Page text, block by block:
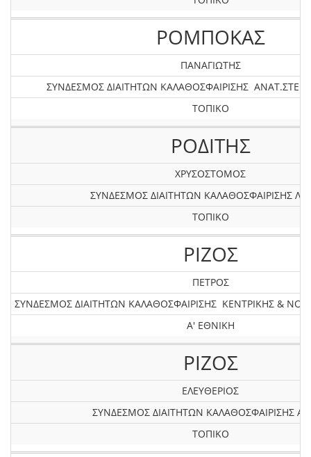
ΡΟΜΠΟΚΑΣ
ΠΑΝΑΓΙΩΤΗΣ
ΣΥΝΔΕΣΜΟΣ ΔΙΑΙΤΗΤΩΝ ΚΑΛΑΘΟΣΦΑΙΡΙΣΗΣ
ΤΟΠΙΚΟ
ΡΟΔΙΤΗΣ
ΧΡΥΣΟΣΤΟΜΟΣ
ΣΥΝΔΕΣΜΟΣ ΔΙΑΙΤΗΤΩΝ ΚΑΛΑΘΟΣΦΑΙΡΙΣΗΣ
ΤΟΠΙΚΟ
ΡΙΖΟΣ
ΠΕΤΡΟΣ
ΣΥΝΔΕΣΜΟΣ ΔΙΑΙΤΗΤΩΝ ΚΑΛΑΘΟΣΦΑΙΡΙΣΗΣ ΚΕΝΤΡΙΚΗΣ &
Α' ΕΘΝΙΚΗ
ΡΙΖΟΣ
ΕΛΕΥΘΕΡΙΟΣ
ΣΥΝΔΕΣΜΟΣ ΔΙΑΙΤΗΤΩΝ ΚΑΛΑΘΟΣΦΑΙΡΙΣΗΣ
ΤΟΠΙΚΟ